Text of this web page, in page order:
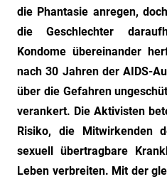
die Phantasie anregen,
die Geschlechter
Kondome übereinander
nach 30 Jahren der AIDS-
über die Gefahren
verankert. Die Aktivisten
Risiko, die Mitwirkenden
sexuell übertragbare
Leben verbreiten. Mit der